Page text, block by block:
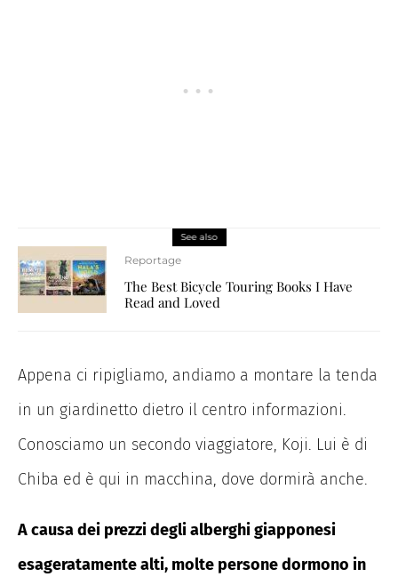
See also
Reportage
The Best Bicycle Touring Books I Have
Read and Loved
Appena ci ripigliamo, andiamo a montare la tenda
in un giardinetto dietro il centro informazioni.
Conosciamo un secondo viaggiatore, Koji. Lui è di
Chiba ed è qui in macchina, dove dormirà anche.
A causa dei prezzi degli alberghi giapponesi
esageratamente alti, molte persone dormono in